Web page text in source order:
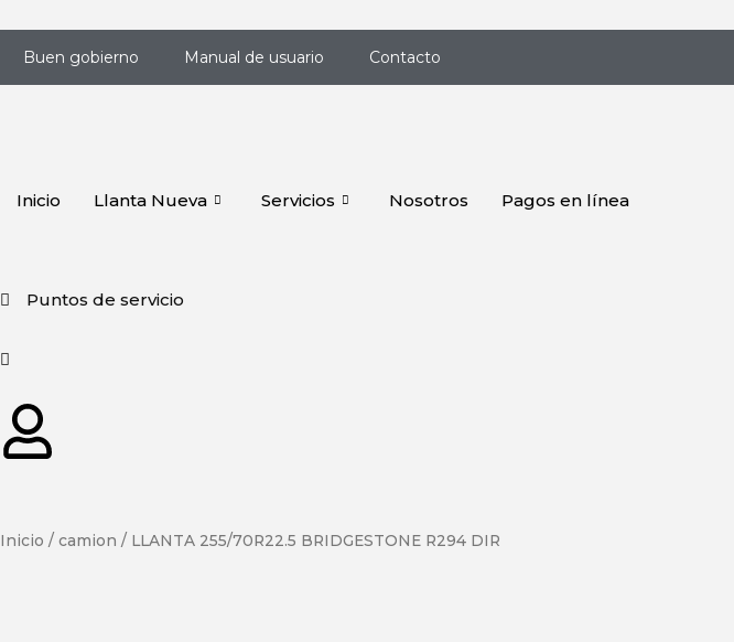
contenido
Buen gobierno Manual de usuario Contacto
Inicio Llanta Nueva Servicios Nosotros Pagos en línea
Puntos de servicio
Inicio / camion / LLANTA 255/70R22.5 BRIDGESTONE R294 DIR